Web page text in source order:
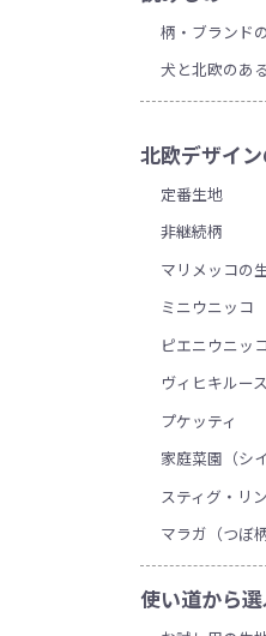
柄・ブランド
犬と北欧のあ
北欧デザイ
定番生地
非継続柄
マリメッコの
ミニウニッコ
ピエニウニッ
ヴィヒキルース
プケッティ
家庭菜園（シ
スティグ・リ
マラガ（つぼ柄
使い道から